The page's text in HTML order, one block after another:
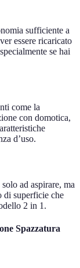
sufficiente a
essere ricaricato
se hai
come la
con domotica,
d’uso.
ad aspirare, ma
di superficie che
2 in 1.
Spazzatura